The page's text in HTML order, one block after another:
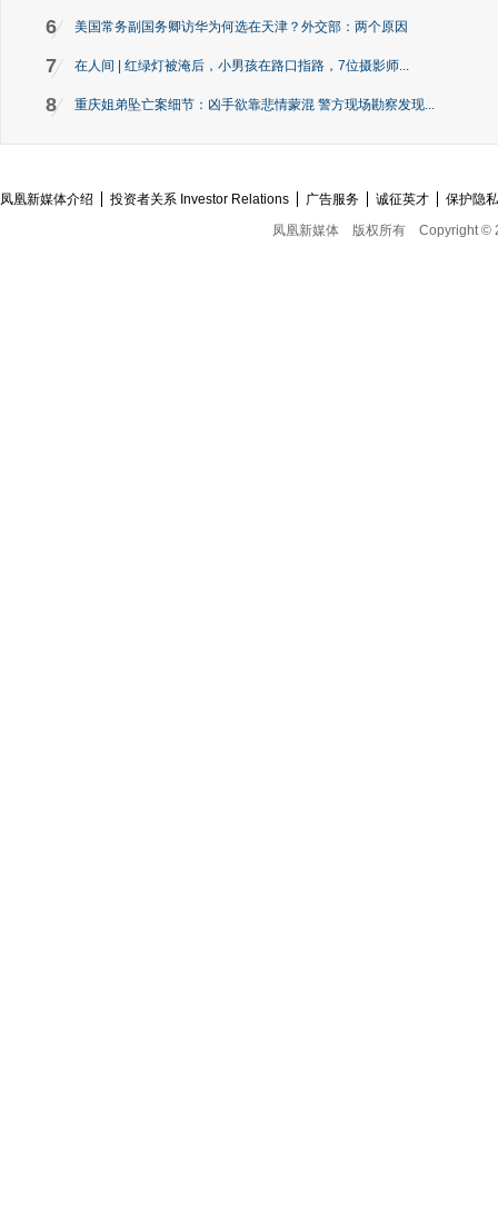
6 美国常务副国务卿访华为何选在天津？外交部：两个原因
7 在人间 | 红绿灯被淹后，小男孩在路口指路，7位摄影师...
8 重庆姐弟坠亡案细节：凶手欲靠悲情蒙混 警方现场勘察发现...
凤凰新媒体介绍 投资者关系 Investor Relations 广告服务 诚征英才
保护隐
凤凰新媒体
版权所有 Copyright ©